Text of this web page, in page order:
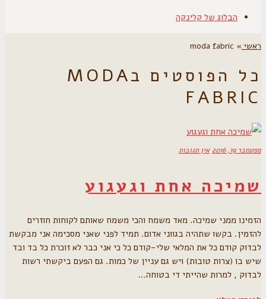
הבלוג של קלינקה
ראשי »
moda fabric
כל הפוסטים בMODA
FABRIC
ספטמבר 19, 2016 אין תגובות
שמיכה אחת וגעגוע
הזמינו ממני שמיכה. מאד משמח והכי משמח שאותם לקוחות חוזרים
להזמין. בקשו שתהיה בגווני אדום. תמיד לפני שאני מסכימה אני מבקשת
לבדוק קודם כל את המלאי שלי-קודם כל כי אני כבר לא זוכרת כל בד ובד
שיש בו (צרות טובות) ויש גם עניין של כמות. גם הפעם ביקשתי רשות
לבדוק , למרות שהייתי די בטוחה…